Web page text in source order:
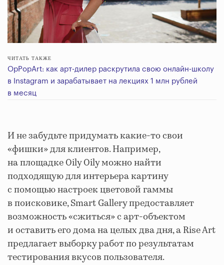
ЧИТАТЬ ТАКЖЕ
OpPopArt: как арт-дилер раскрутила свою онлайн-школу
в Instagram и зарабатывает на лекциях 1 млн рублей
в месяц
И не забудьте придумать какие-то свои
«фишки» для клиентов. Например,
на площадке Oily Oily можно найти
подходящую для интерьера картину
с помощью настроек цветовой гаммы
в поисковике, Smart Gallery предоставляет
возможность «сжиться» с арт-объектом
и оставить его дома на целых два дня, а Rise Art
предлагает выборку работ по результатам
тестирования вкусов пользователя.